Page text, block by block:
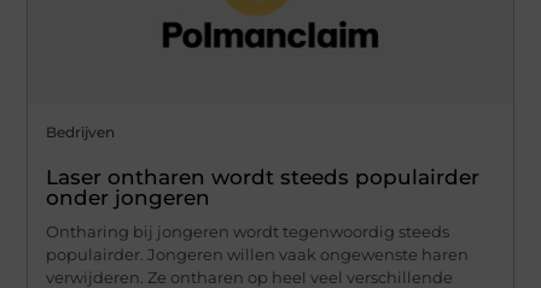
Bedrijven
Laser ontharen wordt steeds populairder
onder jongeren
Ontharing bij jongeren wordt tegenwoordig steeds
populairder. Jongeren willen vaak ongewenste haren
verwijderen. Ze ontharen op heel veel verschillende